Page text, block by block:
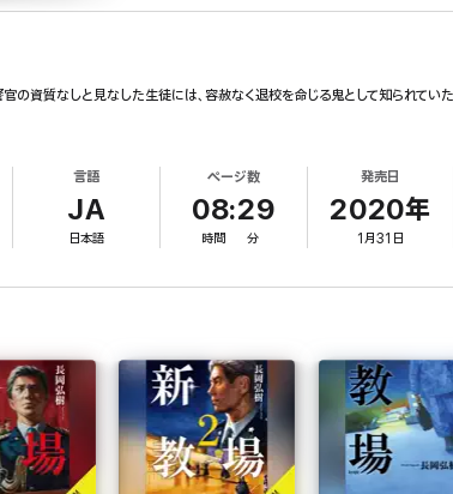
資質なしと見なした生徒には、容赦なく退校を命じる鬼として知られてい
言語
JA
日本語
ページ数
08:29
時間 分
発売日
2020年
1月31日